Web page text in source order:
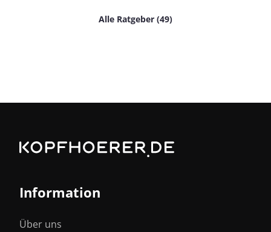
Alle Ratgeber (49)
Information
Über uns